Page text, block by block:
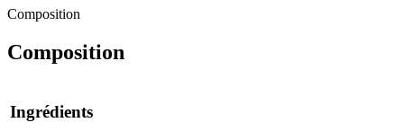
Composition
Composition
Ingrédients